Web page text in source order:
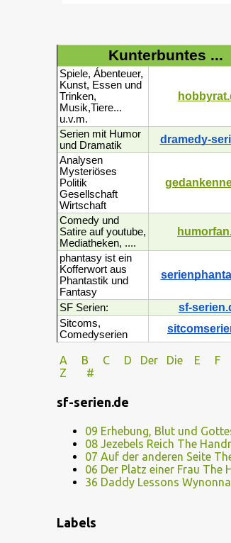
Kunterbuntes ...
Spiele, Ábenteuer,
Kunst, Essen und
Trinken,
Musik,Tiere...
u.v.m.
Serien mit Humor
und Dramatik
dramedy-
Analysen
Mysteriöses
Politik
Gesellschaft
Wirtschaft
Comedy und
Satire auf youtube,
Mediatheken, ....
phantasy ist ein
Kofferwort aus
Phantastik und
Fantasy
SF Serien: sf-
Sitcoms,
Comedyserien
A B C D Der Die E F
Z
#
sf-serien.de
09 Erhebung, Blut und
08 Jezebels Reich The
07 Auf der anderen Seite
06 Der Platz einer Frau The
36 Daddy Lessons
Labels